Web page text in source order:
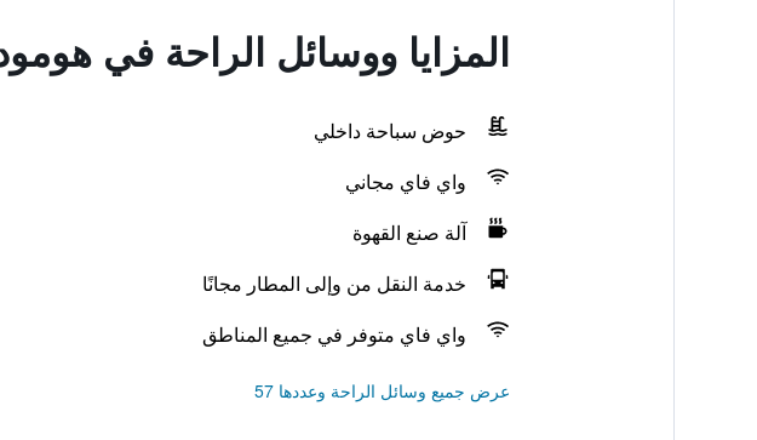
المزايا ووسائل الراحة في
حوض سباحة داخلي
واي فاي مجاني
آلة صنع القهوة
خدمة النقل من وإلى المطار مجانًا
واي فاي متوفر في جميع المناطق
عرض جميع وسائل الراحة وعددها 57